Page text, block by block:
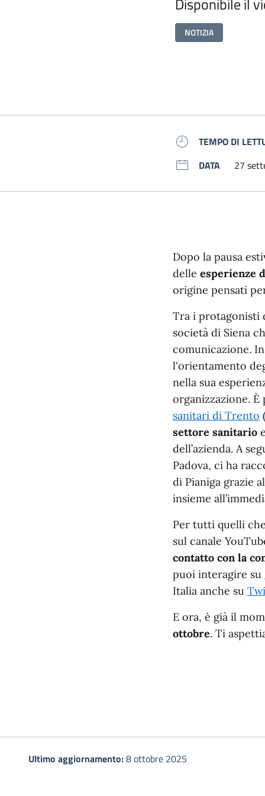
NOTIZIA
TEMPO DI
DATA
27
Dopo la pausa
delle esperienze
origine pensati
Tra i protagonisti
società di Siena
comunicazione.
l'orientamento
nella sua
organizzazione.
sanitari di Trento
settore sanitario
dell’azienda. A
Padova, ci ha
di Pianiga grazie
insieme
Per tutti quelli
sul canale
contatto con la
puoi interagire su
Italia anche su
E ora, è già il
ottobre. Ti
Ultimo aggiornamento:8 ottobre 2025